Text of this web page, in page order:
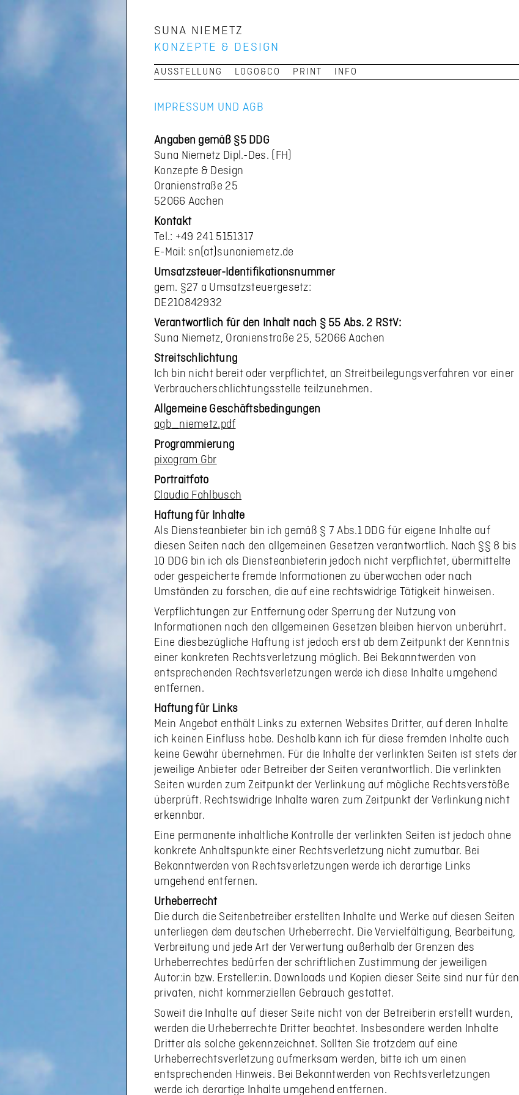
SUNA NIEMETZ
KONZEPTE & DESIGN
Navigation
AUSSTELLUNG LOGO&CO PRINT INFO
IMPRESSUM UND AGB
Angaben gemäß §5 DDG
Suna Niemetz Dipl.-Des. (FH)
Konzepte & Design
Oranienstraße 25
52066 Aachen
Kontakt
Tel.: +49 241 5151317
E-Mail: sn(at)sunaniemetz.de
Umsatzsteuer-Identifikationsnummer
gem. §27 a Umsatzsteuergesetz:
DE210842932
Verantwortlich für den Inhalt nach § 55 Abs. 2 RStV:
Suna Niemetz, Oranienstraße 25, 52066 Aachen
Streitschlichtung
Ich bin nicht bereit oder verpflichtet, an Streitbeilegungsverfahren vor einer
Verbraucherschlichtungsstelle teilzunehmen.
Allgemeine Geschäftsbedingungen
agb_niemetz.pdf
Programmierung
pixogram Gbr
Portraitfoto
Claudia Fahlbusch
Haftung für Inhalte
Als Diensteanbieter bin ich gemäß § 7 Abs.1 DDG für eigene Inhalte auf
diesen Seiten nach den allgemeinen Gesetzen verantwortlich. Nach §§ 8 bis
10 DDG bin ich als Diensteanbieterin jedoch nicht verpflichtet, übermittelte
oder gespeicherte fremde Informationen zu überwachen oder nach
Umständen zu forschen, die auf eine rechtswidrige Tätigkeit hinweisen.
Verpflichtungen zur Entfernung oder Sperrung der Nutzung von
Informationen nach den allgemeinen Gesetzen bleiben hiervon unberührt.
Eine diesbezügliche Haftung ist jedoch erst ab dem Zeitpunkt der Kenntnis
einer konkreten Rechtsverletzung möglich. Bei Bekanntwerden von
entsprechenden Rechtsverletzungen werde ich diese Inhalte umgehend
entfernen.
Haftung für Links
Mein Angebot enthält Links zu externen Websites Dritter, auf deren Inhalte
ich keinen Einfluss habe. Deshalb kann ich für diese fremden Inhalte auch
keine Gewähr übernehmen. Für die Inhalte der verlinkten Seiten ist stets der
jeweilige Anbieter oder Betreiber der Seiten verantwortlich. Die verlinkten
Seiten wurden zum Zeitpunkt der Verlinkung auf mögliche Rechtsverstöße
überprüft. Rechtswidrige Inhalte waren zum Zeitpunkt der Verlinkung nicht
erkennbar.
Eine permanente inhaltliche Kontrolle der verlinkten Seiten ist jedoch ohne
konkrete Anhaltspunkte einer Rechtsverletzung nicht zumutbar. Bei
Bekanntwerden von Rechtsverletzungen werde ich derartige Links
umgehend entfernen.
Urheberrecht
Die durch die Seitenbetreiber erstellten Inhalte und Werke auf diesen Seiten
unterliegen dem deutschen Urheberrecht. Die Vervielfältigung, Bearbeitung,
Verbreitung und jede Art der Verwertung außerhalb der Grenzen des
Urheberrechtes bedürfen der schriftlichen Zustimmung der jeweiligen
Autor:in bzw. Ersteller:in. Downloads und Kopien dieser Seite sind nur für den
privaten, nicht kommerziellen Gebrauch gestattet.
Soweit die Inhalte auf dieser Seite nicht von der Betreiberin erstellt wurden,
werden die Urheberrechte Dritter beachtet. Insbesondere werden Inhalte
Dritter als solche gekennzeichnet. Sollten Sie trotzdem auf eine
Urheberrechtsverletzung aufmerksam werden, bitte ich um einen
entsprechenden Hinweis. Bei Bekanntwerden von Rechtsverletzungen
werde ich derartige Inhalte umgehend entfernen.